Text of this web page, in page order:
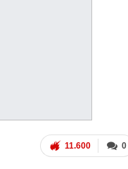
0
11.600